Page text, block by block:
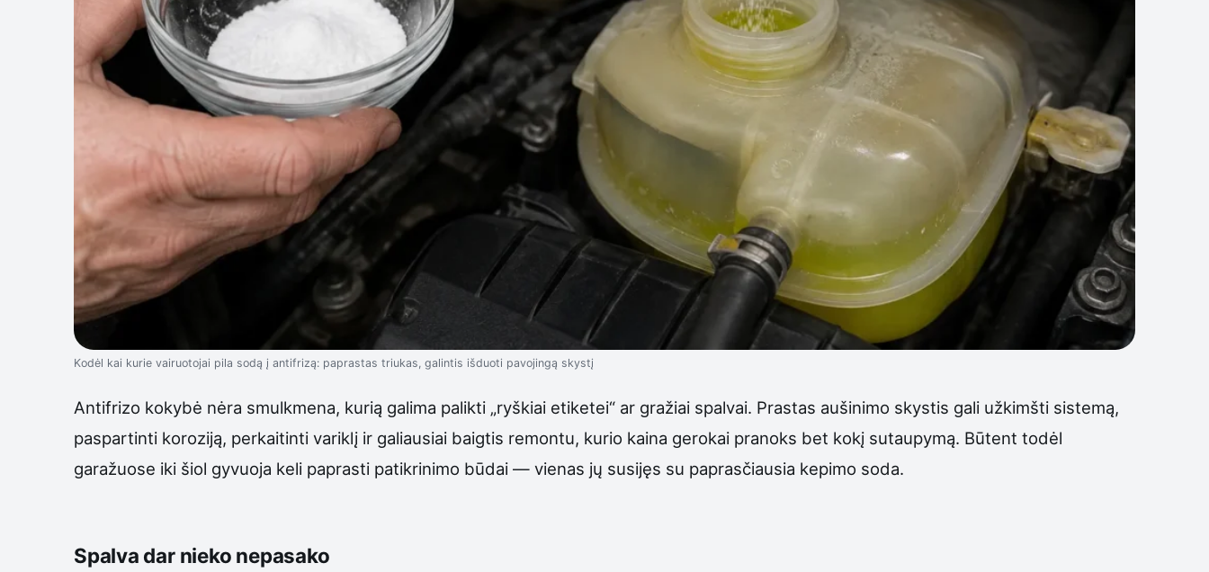
Kodėl kai kurie vairuotojai pila sodą į antifrizą: paprastas triukas, galintis išduoti pavojingą skystį
Antifrizo kokybė nėra smulkmena, kurią galima palikti „ryškiai etiketei“ ar gražiai spalvai. Prastas aušinimo skystis gali užkimšti sistemą,
paspartinti koroziją, perkaitinti variklį ir galiausiai baigtis remontu, kurio kaina gerokai pranoks bet kokį sutaupymą. Būtent todėl
garažuose iki šiol gyvuoja keli paprasti patikrinimo būdai — vienas jų susijęs su paprasčiausia kepimo soda.
Spalva dar nieko nepasako